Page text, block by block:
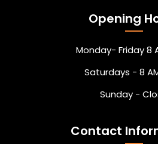
Opening
Monday- Friday 8
Saturdays - 8
Sunday -
Contact